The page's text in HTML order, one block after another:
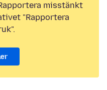
misstänkt
"Rapportera